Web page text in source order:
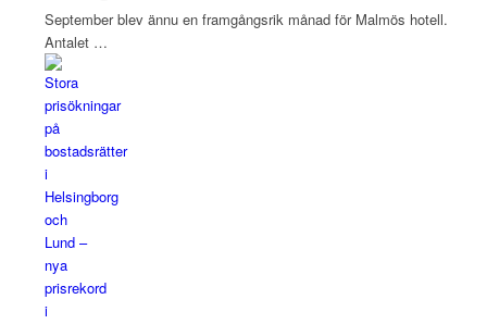
September blev ännu en framgångsrik månad för Malmös hotell.
Antalet …